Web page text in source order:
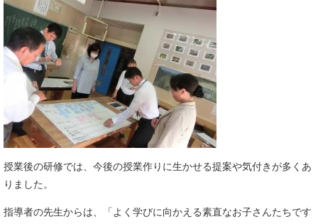
授業後の研修では、今後の授業作りに生かせる提案や気付きが多くあ
りました。
指導者の先生からは、「よく学びに向かえる素直なお子さんたちです